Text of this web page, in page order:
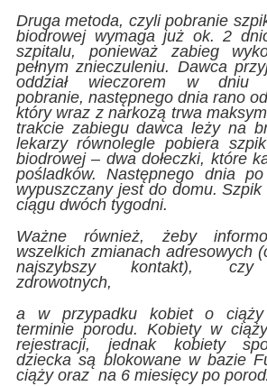
Druga metoda, czyli pobranie
biodrowej wymaga już ok. 2
szpitalu, ponieważ zabieg
pełnym znieczuleniu. Dawca
oddział wieczorem w dniu
pobranie, następnego dnia rano
który wraz z narkozą trwa
trakcie zabiegu dawca leży na
lekarzy równolegle pobiera
biodrowej – dwa dołeczki, które
pośladków. Następnego dnia
wypuszczany jest do domu.
ciągu dwóch tygodni.
Ważne również, żeby
wszelkich zmianach adresowych
najszybszy kontakt), czy
zdrowotnych,
a w przypadku kobiet o ciąży
terminie porodu. Kobiety w
rejestracji, jednak kobiety
dziecka są blokowane w bazie
ciąży oraz na 6 miesięcy po